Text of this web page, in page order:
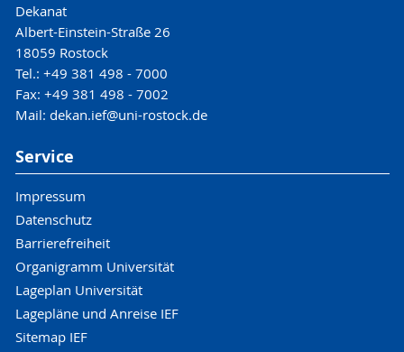
Dekanat
Albert-Einstein-Straße 26
18059 Rostock
Tel.: +49 381 498 - 7000
Fax: +49 381 498 - 7002
Mail: dekan.ief@uni-rostock.de
Service
Impressum
Datenschutz
Barrierefreiheit
Organigramm Universität
Lageplan Universität
Lagepläne und Anreise IEF
Sitemap IEF